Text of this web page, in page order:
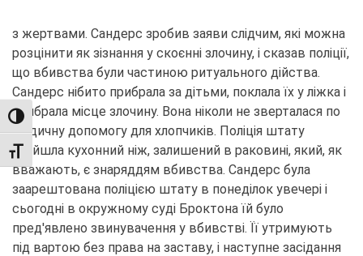
TOGGLE HIGH CONTRAST
TOGGLE FONT SIZE
з жертвами. Сандерс зробив заяви слідчим, які можна
розцінити як зізнання у скоєнні злочину, і сказав поліції,
що вбивства були частиною ритуального дійства.
Сандерс нібито прибрала за дітьми, поклала їх у ліжка і
прибрала місце злочину. Вона ніколи не зверталася по
медичну допомогу для хлопчиків. Поліція штату
знайшла кухонний ніж, залишений в раковині, який, як
вважають, є знаряддям вбивства. Сандерс була
заарештована поліцією штату в понеділок увечері і
сьогодні в окружному суді Броктона їй було
пред'явлено звинувачення у вбивстві. Її утримують
під вартою без права на заставу, і наступне засідання